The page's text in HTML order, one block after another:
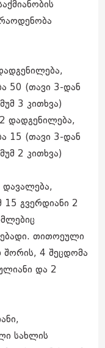
50 (თავი 3-დან
3 კითხვა)
დადგენილება,
15 (თავი 3-დან
2 კითხვა)
15 გვერდიანი 2
თითოეული
შორის, 4 შეცდომა
და 2
სახლის